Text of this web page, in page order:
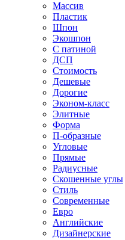
Массив
Пластик
Шпон
Экошпон
С патиной
ДСП
Стоимость
Дешевые
Дорогие
Эконом-класс
Элитные
Форма
П-образные
Угловые
Прямые
Радиусные
Скошенные углы
Стиль
Современные
Евро
Английские
Дизайнерские